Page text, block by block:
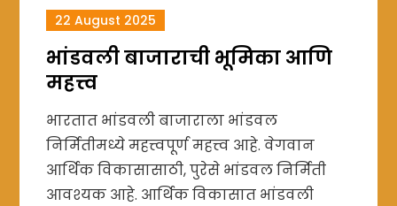
22 August 2025
भांडवली बाजाराची भूमिका आणि
महत्त्व
भारतात भांडवली बाजाराला भांडवल
निर्मितीमध्ये महत्त्वपूर्ण महत्त्व आहे. वेगवान
आर्थिक विकासासाठी, पुरेसे भांडवल निर्मिती
आवश्यक आहे. आर्थिक विकासात भांडवली